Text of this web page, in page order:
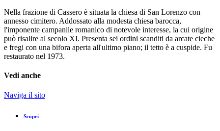
Nella frazione di Cassero è situata la chiesa di San Lorenzo con
annesso cimitero. Addossato alla modesta chiesa barocca,
l'imponente campanile romanico di notevole interesse, la cui origine
può risalire al secolo XI. Presenta sei ordini scanditi da arcate cieche
e fregi con una bifora aperta all'ultimo piano; il tetto è a cuspide. Fu
restaurato nel 1973.
Vedi anche
Naviga il sito
Scopri